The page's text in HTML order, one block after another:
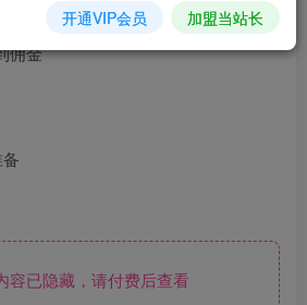
号 百家号等账号，从而提高商家产品
佣金
已隐藏，请付费后查看
开通VIP会员 加盟当站长